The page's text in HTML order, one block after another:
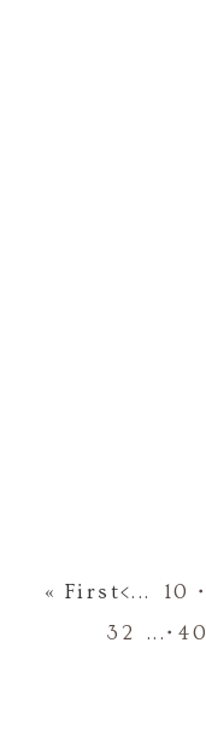
« First<... 10
32
... 40